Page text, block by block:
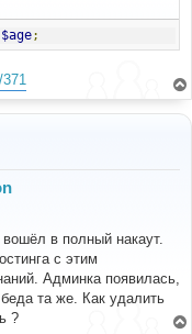
$age;
в полный накаут.
с этим
Админка появилась,
та же. Как удалить
?